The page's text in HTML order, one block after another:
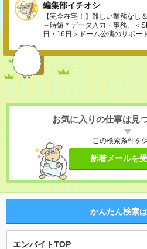
編集部イチオシ
【完全在宅！】難しい業務なし
～時短＊データ入力・事務、＜
日・16日＞ドーム公演のサポー
お気に入りの仕事は見
この検索条件を
新着メールを
かんたん検索
エンバイトTOP